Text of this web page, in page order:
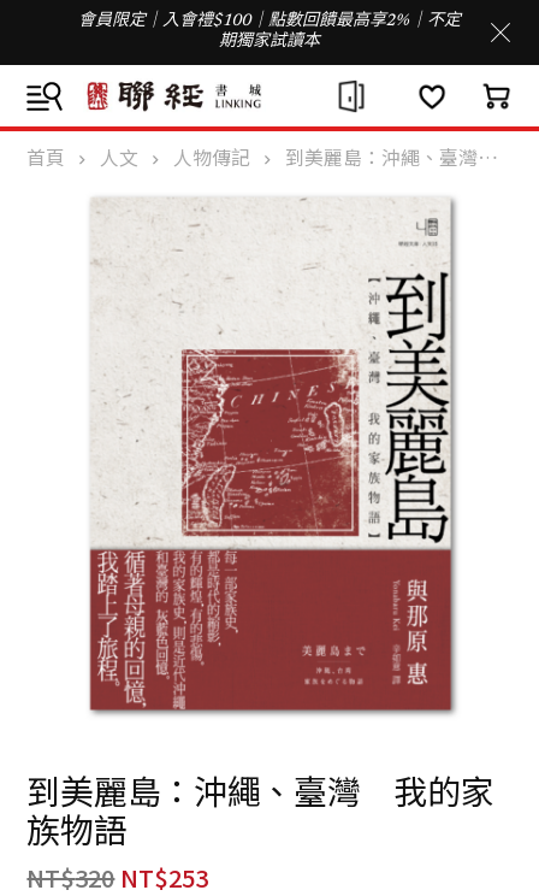
會員限定｜入會禮$100｜點數回饋最高享2%｜不定
期獨家試讀本
首頁 人文 人物傳記 到美麗島：沖繩、臺灣 我的家族物語
到美麗島：沖繩、臺灣 我的家
族物語
NT$320 NT$253